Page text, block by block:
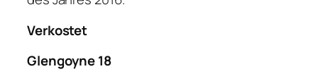
Verkostet
Glengoyne 18